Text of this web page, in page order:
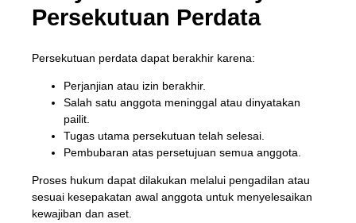
Persekutuan Perdata
Persekutuan perdata dapat berakhir karena:
Perjanjian atau izin berakhir.
Salah satu anggota meninggal atau dinyatakan
pailit.
Tugas utama persekutuan telah selesai.
Pembubaran atas persetujuan semua anggota.
Proses hukum dapat dilakukan melalui pengadilan atau
sesuai kesepakatan awal anggota untuk menyelesaikan
kewajiban dan aset.